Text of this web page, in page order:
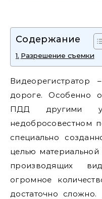
Содержание
Разрешение съемки
Видеорегистратор
дороге. Особенно
ПДД другими
недобросовестном
специально
целью
производящих
огромное
достаточно